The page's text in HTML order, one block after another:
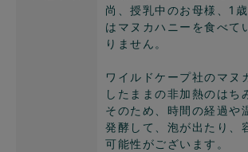
尚、授乳中のお母様、1
はマヌカハニーを食べて
りません。
ワイルドケープ社のマヌ
したままの非加熱のはち
そのため、時間の経過や
発酵して、泡が出たり、
可能性がございます。